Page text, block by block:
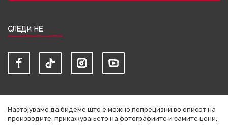
СЛЕДИ НЀ
Настојуваме да бидеме што е можно попрецизни во описот на
производите, прикажувањето на фотографиите и самите цени,